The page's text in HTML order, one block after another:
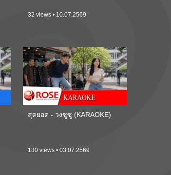
32 views • 10.07.2569
สุดยอด - วงซูซู (KARAOKE)
130 views • 03.07.2569